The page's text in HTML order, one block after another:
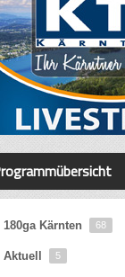
180ga Kärnten 68
Aktuell 5